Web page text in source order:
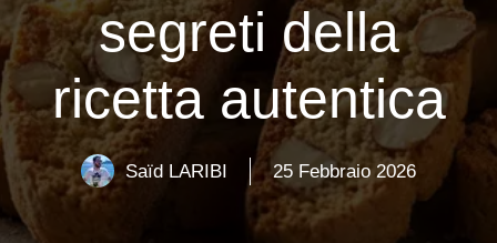
segreti della
ricetta autentica
Saïd LARIBI 25 Febbraio 2026